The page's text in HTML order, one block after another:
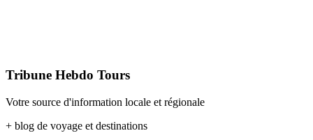
Tribune Hebdo Tours
Votre source d'information locale et régionale
+ blog de voyage et destinations